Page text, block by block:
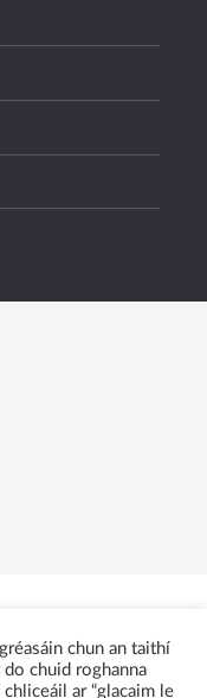
chun an taithí
chuid roghanna
ar “glacaim le